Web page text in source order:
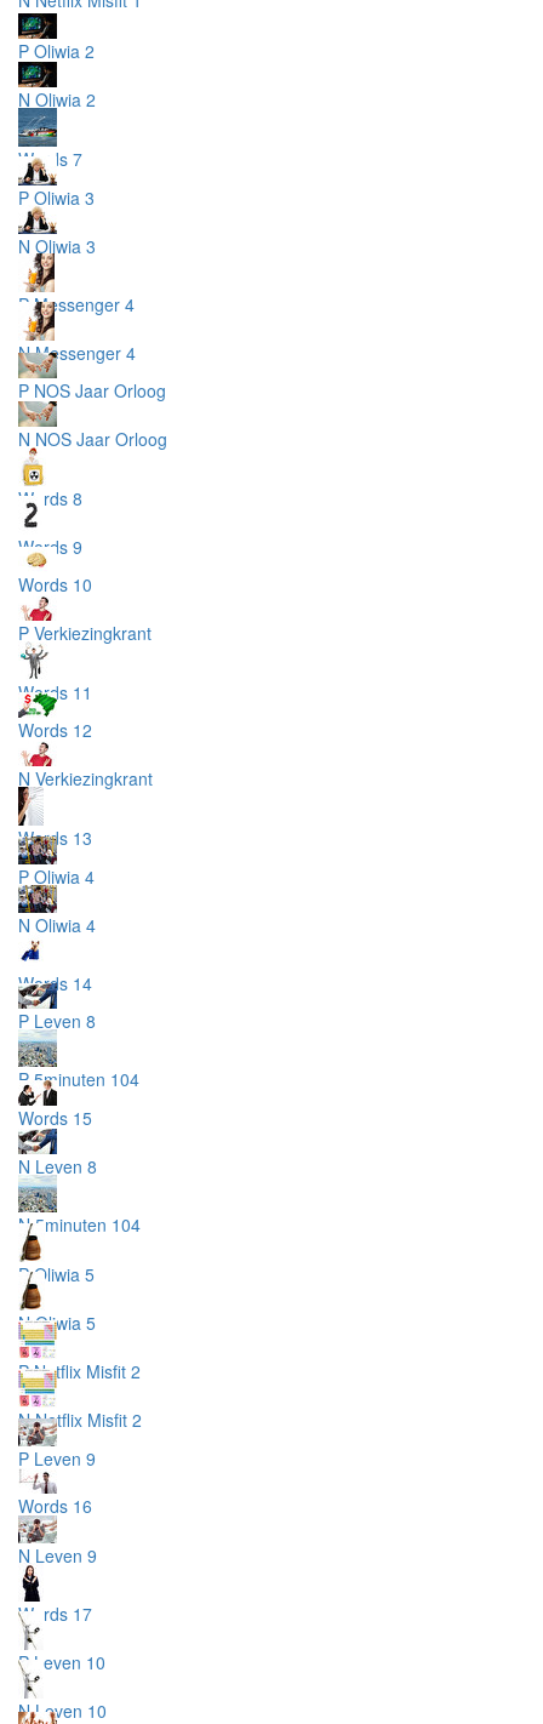
P Oliwia 2
N Oliwia 2
Words 7
P Oliwia 3
N Oliwia 3
P Messenger 4
N Messenger 4
P NOS Jaar Orloog
N NOS Jaar Orloog
Words 8
Words 9
Words 10
P Verkiezingkrant
Words 11
Words 12
N Verkiezingkrant
Words 13
P Oliwia 4
N Oliwia 4
Words 14
P Leven 8
P 5minuten 104
Words 15
N Leven 8
N 5minuten 104
P Oliwia 5
N Oliwia 5
P Netflix Misfit 2
N Netflix Misfit 2
P Leven 9
Words 16
N Leven 9
Words 17
P Leven 10
N Leven 10